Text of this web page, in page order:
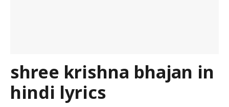
shree krishna bhajan in
hindi lyrics